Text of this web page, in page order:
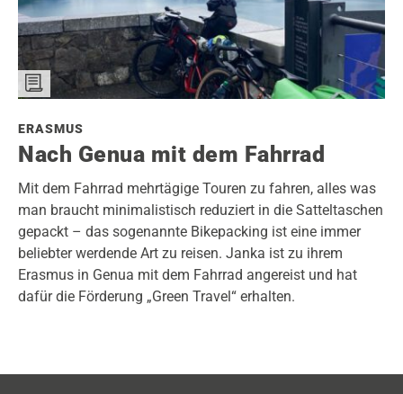
ERASMUS
Nach Genua mit dem Fahrrad
Mit dem Fahrrad mehrtägige Touren zu fahren, alles was
man braucht minimalistisch reduziert in die Satteltaschen
gepackt – das sogenannte Bikepacking ist eine immer
beliebter werdende Art zu reisen. Janka ist zu ihrem
Erasmus in Genua mit dem Fahrrad angereist und hat
dafür die Förderung „Green Travel“ erhalten.